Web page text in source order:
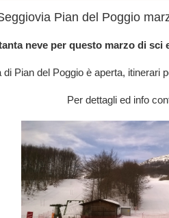
Pian del Poggio
neve per questo marzo di sci
di Pian del Poggio è aperta, itinerari
Per dettagli ed info